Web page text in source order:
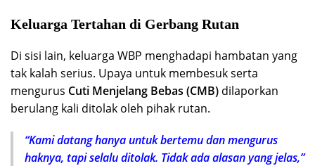
Keluarga Tertahan di Gerbang Rutan
Di sisi lain, keluarga WBP menghadapi hambatan yang
tak kalah serius. Upaya untuk membesuk serta
mengurus Cuti Menjelang Bebas (CMB) dilaporkan
berulang kali ditolak oleh pihak rutan.
“Kami datang hanya untuk bertemu dan mengurus
haknya, tapi selalu ditolak. Tidak ada alasan yang jelas,”